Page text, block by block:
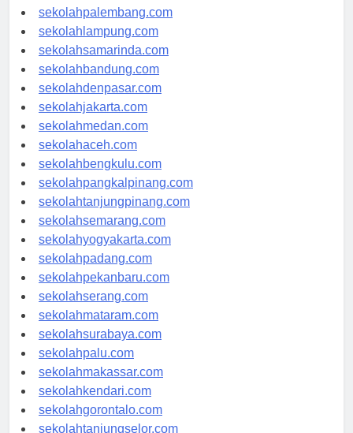
sekolahriau.com
sekolahpalembang.com
sekolahlampung.com
sekolahsamarinda.com
sekolahbandung.com
sekolahdenpasar.com
sekolahjakarta.com
sekolahmedan.com
sekolahaceh.com
sekolahbengkulu.com
sekolahpangkalpinang.com
sekolahtanjungpinang.com
sekolahsemarang.com
sekolahyogyakarta.com
sekolahpadang.com
sekolahpekanbaru.com
sekolahserang.com
sekolahmataram.com
sekolahsurabaya.com
sekolahpalu.com
sekolahmakassar.com
sekolahkendari.com
sekolahgorontalo.com